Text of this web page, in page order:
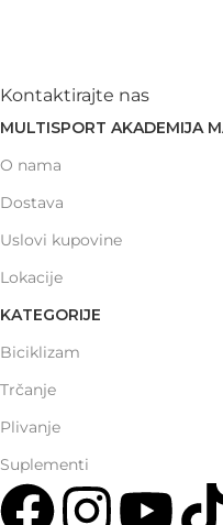
Kontaktirajte nas
MULTISPORT AKADEMIJA
O nama
Dostava
Uslovi kupovine
Lokacije
KATEGORIJE
Biciklizam
Trčanje
Plivanje
Suplementi